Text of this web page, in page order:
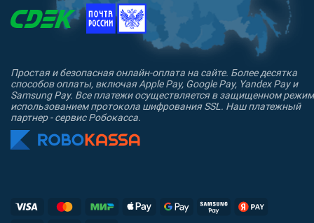
Простая и безопасная онлайн-оплата на сайте. Более десятка
способов оплаты, включая Apple Pay, Google Pay, Yandex Pay и
Samsung Pay. Все платежи осуществляется в защищенном
использованием протокола шифрования SSL. Наш платежный
партнер - сервис Робокасса.